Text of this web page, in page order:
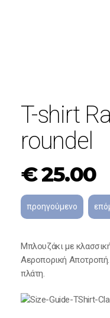
T-shirt
roundel
€25.00
Μπλουζάκι με
Αεροπορική
πλάτη.